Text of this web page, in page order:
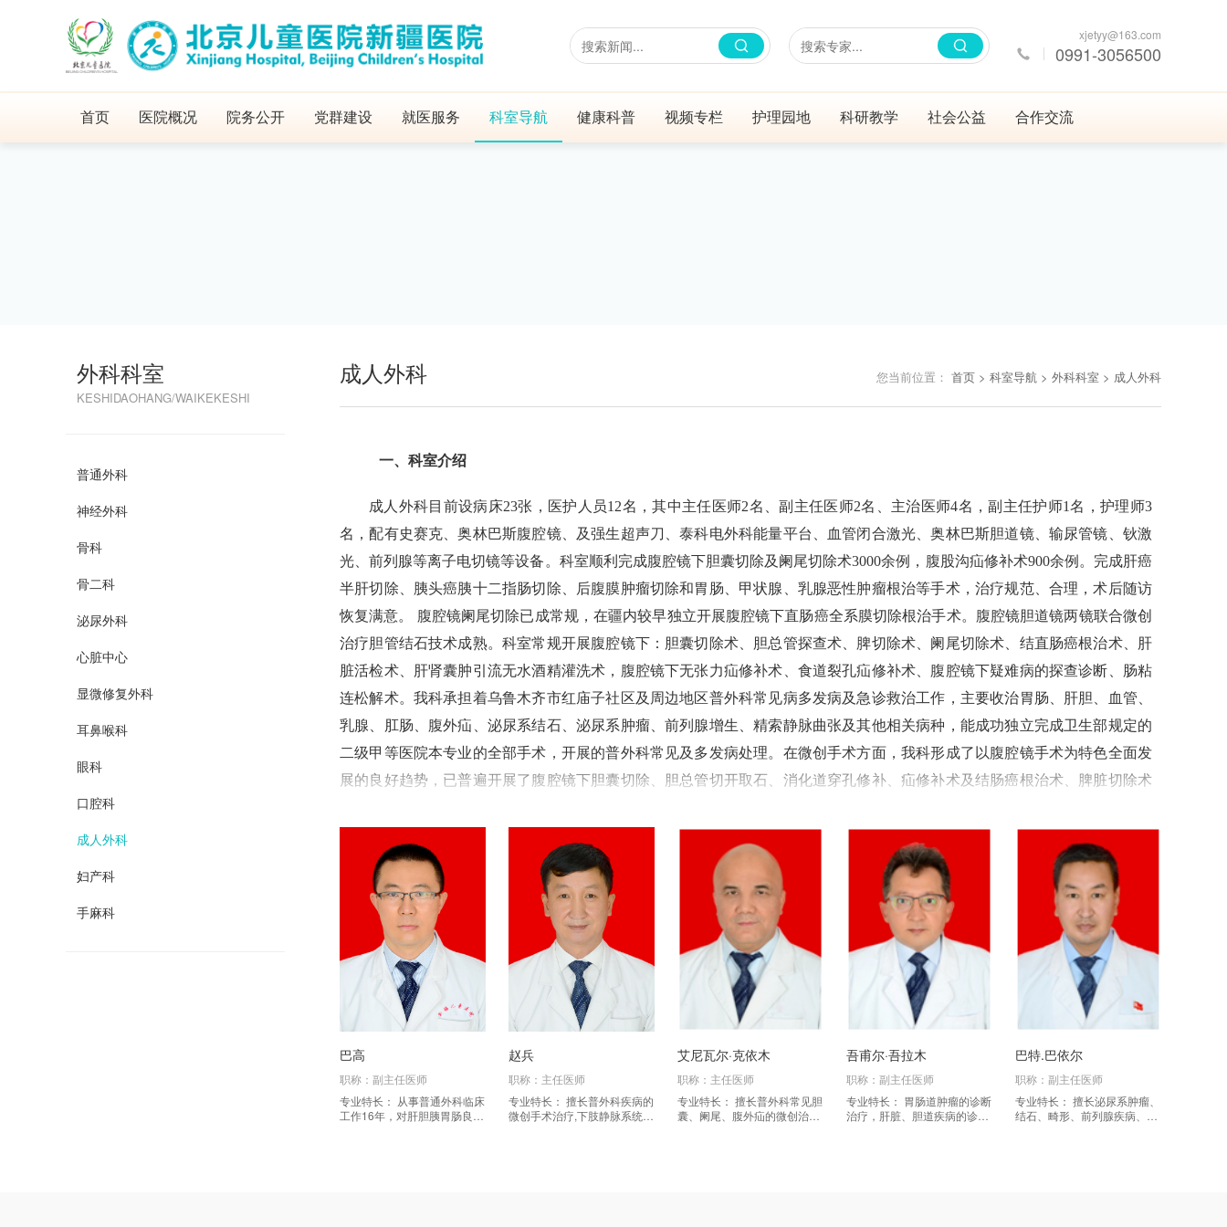
xjetyy@163.com
0991-3056500
首页 医院概况 院务公开 党群建设 就医服务 科室导航 健康科普 视频专栏 护理园地 科研教学 社会公益 合作交流
外科科室
KESHIDAOHANG/WAIKEKESHI
普通外科
神经外科
骨科
骨二科
泌尿外科
心脏中心
显微修复外科
耳鼻喉科
眼科
口腔科
成人外科
妇产科
手麻科
成人外科 您当前位置： 首页 > 科室导航 > 外科科室 > 成人外科
一、 科室介绍
成人外科目前设病床23张，医护人员12名，其中主任医师2名、副主任医师2名、 主治医师4名，副主任护师1名，护理师3
名 ，配有史赛克、奥林巴斯腹腔镜、 及强生超声刀、泰科电外科能量平台、血管闭合激光、奥林巴斯胆道镜、输尿管镜、钬激
光、前列腺等离子电切镜等设备。科室顺利完成腹腔镜下胆囊切除及阑尾切除术3000余例 ，腹股沟疝修补术900余例 。完成肝癌
半肝切除、胰头癌胰十二指肠切除、后腹膜肿瘤切除和胃肠、甲状腺、乳腺恶性肿瘤根治等手术，治疗规范、合理，术后随访
恢复满意。
腹腔镜阑尾切除已成常规，在疆内较早独立开展腹腔镜下直肠癌全系膜切除根治手术。腹腔镜胆道镜两镜联合微创
治疗胆管结石技术成熟。科室常规开展腹腔镜下：胆囊切除术、胆总管探查术、脾切除术、阑尾切除术、结直肠癌根治术、
肝
脏活检术、肝肾囊肿引流无水酒精灌洗术，腹腔镜下无张力疝修补术、食道裂孔疝修补术、腹腔镜下疑难病的探查诊断、肠粘
连松解术。 我科承担着乌鲁木齐市红庙子社区及周边地区普外科常见病多发病及急诊救治工作，主要收治胃肠、肝胆、血管、
乳腺、肛肠、腹外疝、泌尿系结石、泌尿系肿瘤、前列腺增生、精索静脉曲张及其他相关病种，能成功独立完成卫生部规定的
二级甲等医院本专业的全部手术，开展的普外科常见及多发病处理。在微创手术方面，我科形成了以腹腔镜手术为特色全面发
展的良好趋势，已普遍开展了腹腔镜下胆囊切除、胆总管切开取石、消化道穿孔修补、疝修补术及结肠癌根治术、脾脏切除术
短，愈后好并且不影响美观等优点为广大患者所信赖。
二、 诊疗范围
胆囊炎、胆囊结石 胆总管结石 肝囊肿 胃穿孔 肠粘连 肠梗阻 结直肠肿瘤 切口疝 脐疝
状腺结节 乳腺纤维瘤 急性乳腺炎 乳腺癌 大隐静脉曲张 体表肿瘤及感染（脂肪瘤 纤维瘤 脓肿等） 肛周脓肿 肛瘘 泌尿系
前列腺增生 鞘膜积液 膀胱肿瘤
我科形成了以腹腔镜手术为特色全面发展的良好趋势，已普遍开展了腹腔镜下胆囊切除、胆总管切开取石、消化道穿孔修
补、疝修补术及结肠癌根治术、脾脏切除术以及腹腔镜下阑尾切除术、精索静脉高位结扎、肾囊肿去顶减压等，它以创伤小、
巴高
职称：副主任医师
专业特长： 从事普通外科临床
工作16年，对肝胆胰胃肠良、
赵兵
职称：主任医师
专业特长： 擅长普外科疾病的
微创手术治疗,下肢静脉系统疾
艾尼瓦尔·克依木
职称：主任医师
专业特长： 擅长普外科常见胆
囊、阑尾、腹外疝的微创治
吾甫尔·吾拉木
职称：副主任医师
专业特长： 胃肠道肿瘤的诊断
治疗，肝脏、胆道疾病的诊断
巴特.巴依尔
职称：副主任医师
专业特长： 擅长泌尿系肿瘤、
结石、畸形、前列腺疾病、肾